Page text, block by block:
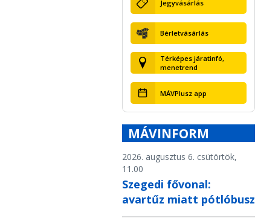
Jegyvásárlás
Bérletvásárlás
Térképes járatinfó,
menetrend
MÁVPlusz app
MÁVINFORM
2026. augusztus 6. csütörtök,
11.00
Szegedi fővonal:
avartűz miatt pótlóbusz